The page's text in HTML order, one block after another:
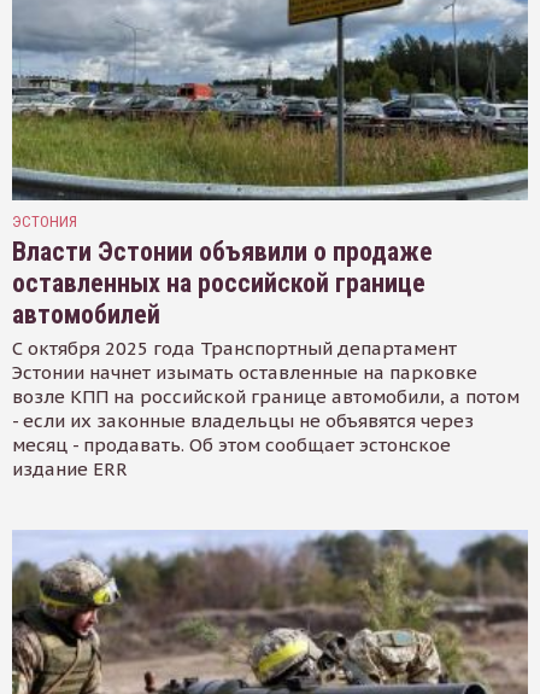
ЭСТОНИЯ
Власти Эстонии объявили о продаже
оставленных на российской границе
автомобилей
С октября 2025 года Транспортный департамент
Эстонии начнет изымать оставленные на парковке
возле КПП на российской границе автомобили, а потом
- если их законные владельцы не объявятся через
месяц - продавать. Об этом сообщает эстонское
издание ERR